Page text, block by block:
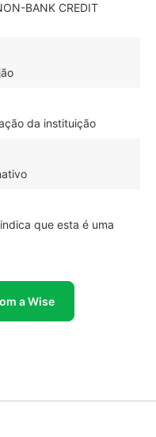
BANK CREDIT
da instituição
que esta é uma
a Wise